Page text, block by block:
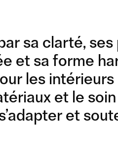
COMPOSITION 02/L
sa clarté,
et sa forme
les
et le
et